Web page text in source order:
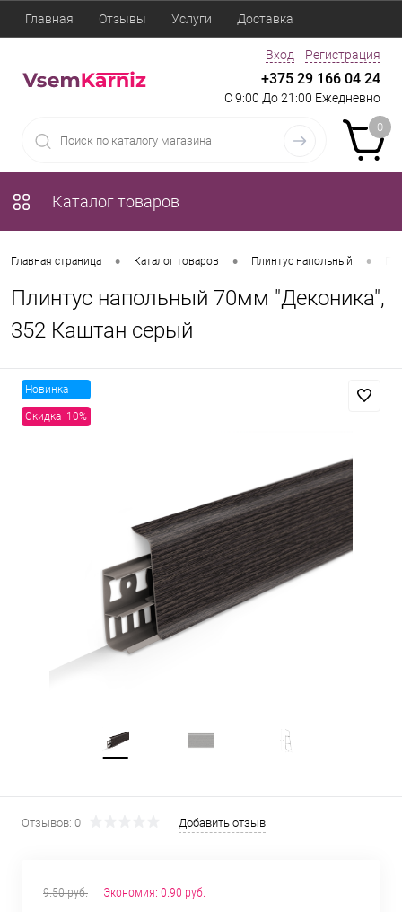
Главная Отзывы Услуги Доставка
Вход Регистрация
+375 29 166 04 24
С 9:00 До 21:00 Ежедневно
0
Каталог товаров
Главная страница • Каталог товаров • Плинтус напольный •
Плинтус напольный 70мм "Деконика",
352 Каштан серый
Новинка
Скидка -10%
Отзывов: 0 Добавить отзыв
9.50 руб. Экономия: 0.90 руб.